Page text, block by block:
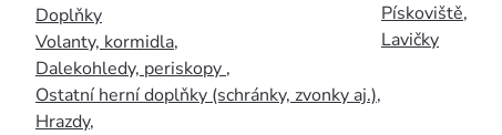
Doplňky
Volanty, kormidla,
Dalekohledy, periskopy ,
Ostatní herní doplňky (schránky, zvonky aj.),
Hrazdy,
Pískoviště,
Lavičky